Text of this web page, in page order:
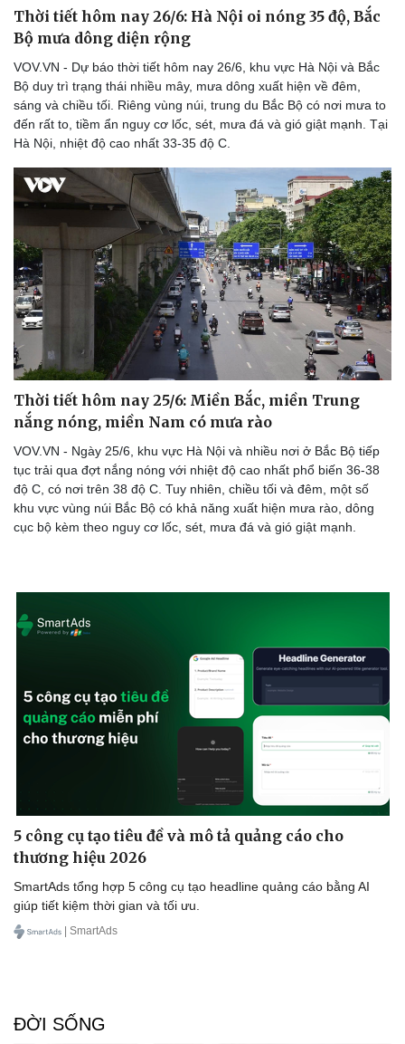
Doanh nghiệp
Thông tin doanh nghiệp
Doanh nghiệp 24h
Doanh nhân
Vì cộng đồng
Công nghệ
Sành điệu
Tin Công nghệ
Trải nghiệm
Chuyển đổi số
Thời tiết hôm nay 26/6: Hà Nội oi nóng 35 độ, Bắc
Bộ mưa dông diện rộng
VOV.VN - Dự báo thời tiết hôm nay 26/6, khu vực Hà Nội và Bắc
Bộ duy trì trạng thái nhiều mây, mưa dông xuất hiện về đêm,
sáng và chiều tối. Riêng vùng núi, trung du Bắc Bộ có nơi mưa to
đến rất to, tiềm ẩn nguy cơ lốc, sét, mưa đá và gió giật mạnh. Tại
Hà Nội, nhiệt độ cao nhất 33-35 độ C.
Thời tiết hôm nay 25/6: Miền Bắc, miền Trung
nắng nóng, miền Nam có mưa rào
VOV.VN - Ngày 25/6, khu vực Hà Nội và nhiều nơi ở Bắc Bộ tiếp
tục trải qua đợt nắng nóng với nhiệt độ cao nhất phổ biến 36-38
độ C, có nơi trên 38 độ C. Tuy nhiên, chiều tối và đêm, một số
khu vực vùng núi Bắc Bộ có khả năng xuất hiện mưa rào, dông
cục bộ kèm theo nguy cơ lốc, sét, mưa đá và gió giật mạnh.
5 công cụ tạo tiêu đề và mô tả quảng cáo cho
thương hiệu 2026
SmartAds tổng hợp 5 công cụ tạo headline quảng cáo bằng AI
giúp tiết kiệm thời gian và tối ưu.
| SmartAds
ĐỜI SỐNG